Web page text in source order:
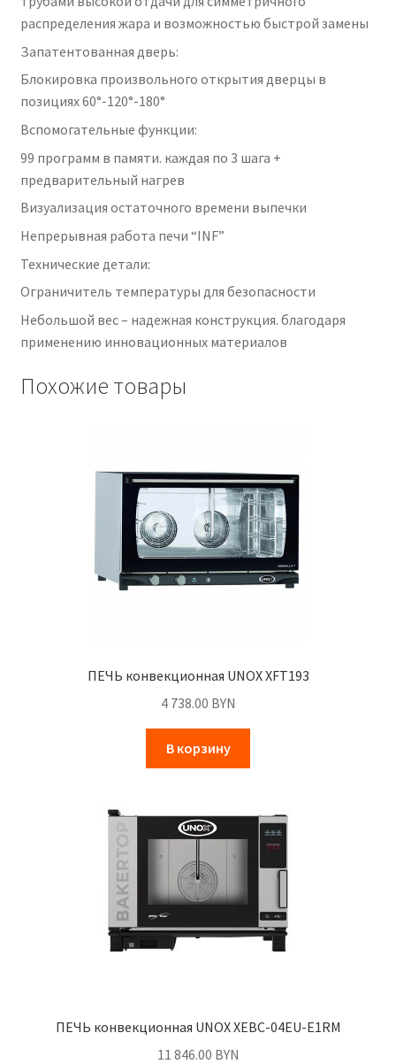
распределения жара и возможностью быстрой замены
Запатентованная дверь:
Блокировка произвольного открытия дверцы в
позициях 60°-120°-180°
Вспомогательные функции:
99 программ в памяти. каждая по 3 шага +
предварительный нагрев
Визуализация остаточного времени выпечки
Непрерывная работа печи “INF”
Технические детали:
Ограничитель температуры для безопасности
Небольшой вес – надежная конструкция. благодаря
применению инновационных материалов
Похожие товары
ПЕЧЬ конвекционная UNOX XFT193
4 738.00 BYN
В корзину
ПЕЧЬ конвекционная UNOX XEBC-04EU-E1RM
11 846.00 BYN